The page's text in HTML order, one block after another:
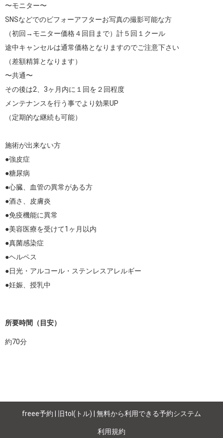
〜モニター〜
SNSなどでのビフォーアフターお写真の撮影可能な方
（初回→モニター価格４回目まで）計５回１クール
途中キャンセルは通常価格となりますのでご注意下さい
（差額精算となります）
〜共通〜
その後は2、3ヶ月内に１回を２回程度
メンテナンスを行う事でより効果UP
（定期的な継続も可能）
施術が出来ない方
●強皮症
●糖尿病
●心臓、血管の異常がある方
●酒さ、皮膚炎
●免疫機能に異常
●美容医療を受けて1ヶ月以内
●真菌感染症
●ヘルペス
●日光・アルコール・ステンレスアレルギー
●妊娠、授乳中
所要時間（目安）
約70分
freee予約 | 旧tol(トル) | 無料から利用できる予約システム
利用規約